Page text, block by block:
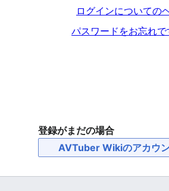
ログインについての
パスワードをお忘れで
登録がまだの場合
AVTuber Wikiのアカウ